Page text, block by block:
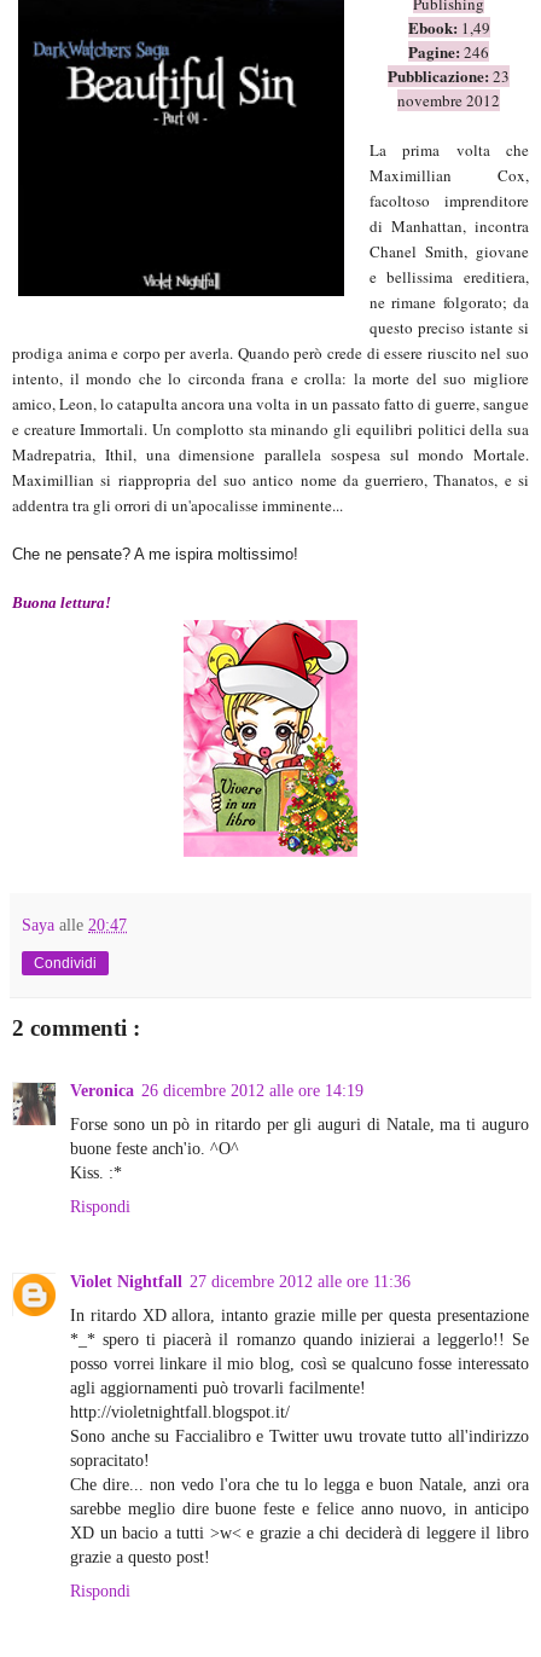
Ebook: 1,49
Pagine:246
Pubblicazione:23
novembre 2012
La prima volta che
Maximillian Cox,
facoltoso imprenditore
di Manhattan, incontra
Chanel Smith, giovane
e bellissima ereditiera,
ne rimane folgorato; da
questo preciso istante si
prodiga anima e corpo per averla. Quando però crede di essere riuscito nel suo
intento, il mondo che lo circonda frana e crolla: la morte del suo migliore
amico, Leon, lo catapulta ancora una volta in un passato fatto di guerre, sangue
e creature Immortali. Un complotto sta minando gli equilibri politici della sua
Madrepatria, Ithil, una dimensione parallela sospesa sul mondo Mortale.
Maximillian si riappropria del suo antico nome da guerriero, Thanatos, e si
addentra tra gli orrori di un'apocalisse imminente...
Che ne pensate? A me ispira moltissimo!
Buona lettura!
Saya alle 20:47
Condividi
2 commenti :
Veronica 26 dicembre 2012 alle ore 14:19
Forse sono un pò in ritardo per gli auguri di Natale, ma ti auguro
buone feste anch'io. ^O^
Kiss. :*
Rispondi
Violet Nightfall 27 dicembre 2012 alle ore 11:36
In ritardo XD allora, intanto grazie mille per questa presentazione
*_* spero ti piacerà il romanzo quando inizierai a leggerlo!! Se
posso vorrei linkare il mio blog, così se qualcuno fosse interessato
agli aggiornamenti può trovarli facilmente!
http://violetnightfall.blogspot.it/
Sono anche su Faccialibro e Twitter uwu trovate tutto all'indirizzo
sopracitato!
Che dire... non vedo l'ora che tu lo legga e buon Natale, anzi ora
sarebbe meglio dire buone feste e felice anno nuovo, in anticipo
XD un bacio a tutti >w< e grazie a chi deciderà di leggere il libro
grazie a questo post!
Rispondi